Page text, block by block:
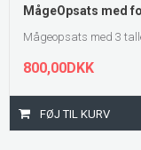
MågeOpsats med
Mågeopsats med 3
800,00DKK